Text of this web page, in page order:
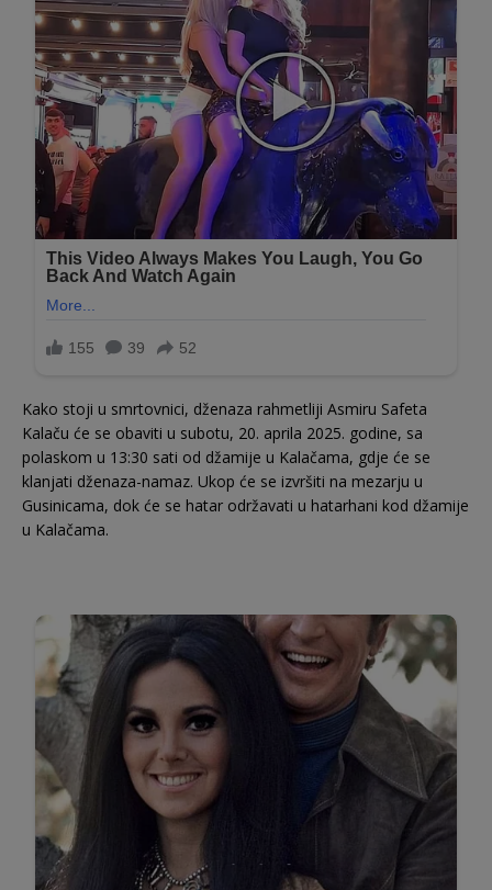
Kako stoji u smrtovnici, dženaza rahmetliji Asmiru Safeta
Kalaču će se obaviti u subotu, 20. aprila 2025. godine, sa
polaskom u 13:30 sati od džamije u Kalačama, gdje će se
klanjati dženaza-namaz. Ukop će se izvršiti na mezarju u
Gusinicama, dok će se hatar održavati u hatarhani kod džamije
u Kalačama.